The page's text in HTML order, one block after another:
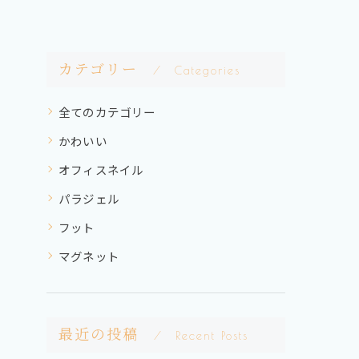
カテゴリー Categories
全てのカテゴリー
かわいい
オフィスネイル
パラジェル
フット
マグネット
最近の投稿 Recent Posts